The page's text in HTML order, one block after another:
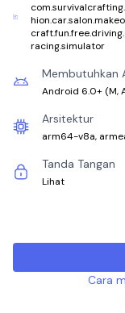
racing.simulator
Membutuhkan
Android 6.0+ (M,
Arsitektur
arm64-v8a,
Tanda Tangan
Lihat
Cara